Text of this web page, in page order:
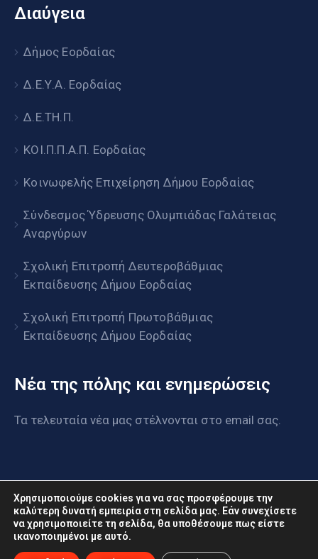
Διαύγεια
Δήμος Εορδαίας
Δ.Ε.Υ.Α. Εορδαίας
Δ.Ε.ΤΗ.Π.
ΚΟΙ.Π.Π.Α.Π. Εορδαίας
Κοινωφελής Επιχείρηση Δήμου Εορδαίας
Σύνδεσμος Ύδρευσης Ολυμπιάδας Γαλάτειας
Αναργύρων
Σχολική Επιτροπή Δευτεροβάθμιας
Εκπαίδευσης Δήμου Εορδαίας
Σχολική Επιτροπή Πρωτοβάθμιας
Εκπαίδευσης Δήμου Εορδαίας
Νέα της πόλης και ενημερώσεις
Τα τελευταία νέα μας στέλνονται στο email σας.
www.eordaia.gov.gr © 2022. Με επιφύλαξη παντός
δικαιώματος
Χρησιμοποιούμε cookies για να σας προσφέρουμε την
καλύτερη δυνατή εμπειρία στη σελίδα μας. Εάν συνεχίσετε
να χρησιμοποιείτε τη σελίδα, θα υποθέσουμε πως είστε
ικανοποιημένοι με αυτό.